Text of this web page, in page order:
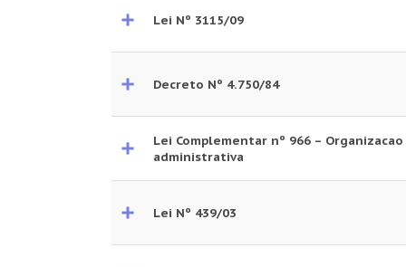
Lei Nº 3115/09
Decreto Nº 4.750/84
Lei Complementar nº 966 – Organizacao
administrativa
Lei Nº 439/03